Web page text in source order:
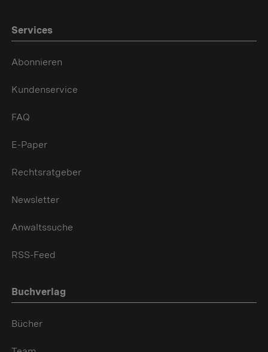
Services
Abonnieren
Kundenservice
FAQ
E-Paper
Rechtsratgeber
Newsletter
Anwaltssuche
RSS-Feed
Buchverlag
Bücher